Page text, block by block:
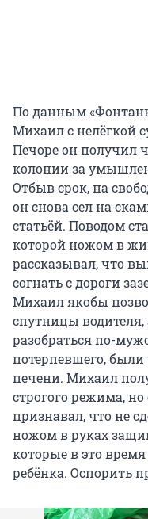
По данным
Михаил с нелёгкой
Печоре он получил
колонии за
Отбыв срок, на
он снова сел на
статьёй. Поводом
которой ножом в
рассказывал, что
согнать с дороги
Михаил якобы
спутницы
разобраться по-
потерпевшего, были
печени. Михаил
строгого режима,
признавал, что не
ножом в руках
которые в это
ребёнка. Оспорить